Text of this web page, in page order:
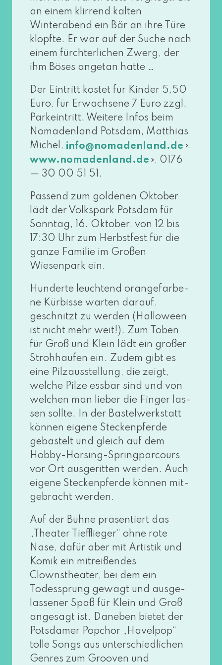
an einem klir­rend kal­ten
Winterabend ein Bär an ihre Türe
klopf­te. Er war auf der Suche nach
einem fürch­ter­li­chen Zwerg, der
ihm Böses ange­tan hatte …
Der Eintritt kos­tet für Kinder 5,50
Euro, für Erwachsene 7 Euro zzgl.
Parkeintritt. Weitere Infos beim
Nomadenland Potsdam, Matthias
Michel, info@​nomadenland.​de ,
www​.noma​den​land​.de , 0176
— 30 00 51 51.
Passend zum gol­de­nen Oktober
lädt der Volkspark Potsdam für
Sonntag, 16. Oktober, von 12 bis
17:30 Uhr zum Herbstfest für die
gan­ze Familie im Großen
Wiesenpark ein.
Hunderte leuch­tend oran­ge­far­be­
ne Kürbisse war­ten dar­auf,
geschnitzt zu wer­den (Halloween
ist nicht mehr weit!). Zum Toben
für Groß und Klein lädt ein gro­ßer
Strohhaufen ein. Zudem gibt es
eine Pilzausstellung, die zeigt,
wel­che Pilze ess­bar sind und von
wel­chen man lie­ber die Finger las­
sen soll­te. In der Bastelwerkstatt
kön­nen eige­ne Steckenpferde
gebas­telt und gleich auf dem
Hobby-Horsing-Springparcours
vor Ort aus­ge­rit­ten wer­den. Auch
eige­ne Steckenpferde kön­nen mit­
ge­bracht werden.
Auf der Bühne prä­sen­tiert das
„Theater Tiefflieger“ ohne rote
Nase, dafür aber mit Artistik und
Komik ein mit­rei­ßen­des
Clownstheater, bei dem ein
Todessprung gewagt und aus­ge­
las­se­ner Spaß für Klein und Groß
ange­sagt ist. Daneben bie­tet der
Potsdamer Popchor „Havelpop“
tol­le Songs aus unter­schied­li­chen
Genres zum Grooven und